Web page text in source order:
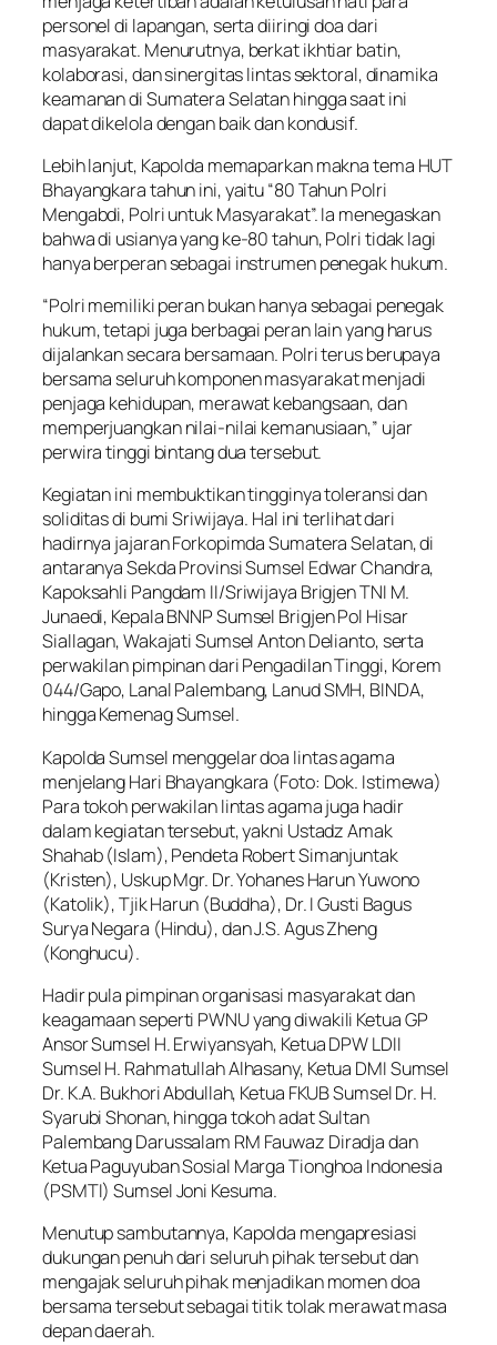
personel di lapangan, serta diiringi doa dari
masyarakat. Menurutnya, berkat ikhtiar batin,
kolaborasi, dan sinergitas lintas sektoral, dinamika
keamanan di Sumatera Selatan hingga saat ini
dapat dikelola dengan baik dan kondusif.
Lebih lanjut, Kapolda memaparkan makna tema HUT
Bhayangkara tahun ini, yaitu “80 Tahun Polri
Mengabdi, Polri untuk Masyarakat”. Ia menegaskan
bahwa di usianya yang ke-80 tahun, Polri tidak lagi
hanya berperan sebagai instrumen penegak hukum.
“Polri memiliki peran bukan hanya sebagai penegak
hukum, tetapi juga berbagai peran lain yang harus
dijalankan secara bersamaan. Polri terus berupaya
bersama seluruh komponen masyarakat menjadi
penjaga kehidupan, merawat kebangsaan, dan
memperjuangkan nilai-nilai kemanusiaan,” ujar
perwira tinggi bintang dua tersebut.
Kegiatan ini membuktikan tingginya toleransi dan
soliditas di bumi Sriwijaya. Hal ini terlihat dari
hadirnya jajaran Forkopimda Sumatera Selatan, di
antaranya Sekda Provinsi Sumsel Edwar Chandra,
Kapoksahli Pangdam II/Sriwijaya Brigjen TNI M.
Junaedi, Kepala BNNP Sumsel Brigjen Pol Hisar
Siallagan, Wakajati Sumsel Anton Delianto, serta
perwakilan pimpinan dari Pengadilan Tinggi, Korem
044/Gapo, Lanal Palembang, Lanud SMH, BINDA,
hingga Kemenag Sumsel.
Kapolda Sumsel menggelar doa lintas agama
menjelang Hari Bhayangkara (Foto: Dok. Istimewa)
Para tokoh perwakilan lintas agama juga hadir
dalam kegiatan tersebut, yakni Ustadz Amak
Shahab (Islam), Pendeta Robert Simanjuntak
(Kristen), Uskup Mgr. Dr. Yohanes Harun Yuwono
(Katolik), Tjik Harun (Buddha), Dr. I Gusti Bagus
Surya Negara (Hindu), dan J.S. Agus Zheng
(Konghucu).
Hadir pula pimpinan organisasi masyarakat dan
keagamaan seperti PWNU yang diwakili Ketua GP
Ansor Sumsel H. Erwiyansyah, Ketua DPW LDII
Sumsel H. Rahmatullah Alhasany, Ketua DMI Sumsel
Dr. K.A. Bukhori Abdullah, Ketua FKUB Sumsel Dr. H.
Syarubi Shonan, hingga tokoh adat Sultan
Palembang Darussalam RM Fauwaz Diradja dan
Ketua Paguyuban Sosial Marga Tionghoa Indonesia
(PSMTI) Sumsel Joni Kesuma.
Menutup sambutannya, Kapolda mengapresiasi
dukungan penuh dari seluruh pihak tersebut dan
mengajak seluruh pihak menjadikan momen doa
bersama tersebut sebagai titik tolak merawat masa
depan daerah.